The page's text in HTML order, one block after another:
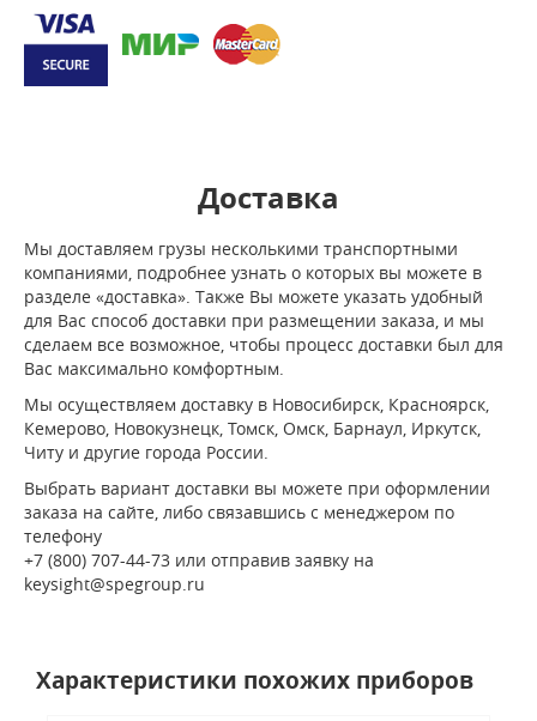
Доставка
Мы доставляем грузы несколькими транспортными
компаниями, подробнее узнать о которых вы можете в
разделе «доставка». Также Вы можете указать удобный
для Вас способ доставки при размещении заказа, и мы
сделаем все возможное, чтобы процесс доставки был для
Вас максимально комфортным.
Мы осуществляем доставку в Новосибирск, Красноярск,
Кемерово, Новокузнецк, Томск, Омск, Барнаул, Иркутск,
Читу и другие города России.
Выбрать вариант доставки вы можете при оформлении
заказа на сайте, либо связавшись с менеджером по
телефону
+7 (800) 707-44-73 или отправив заявку на
keysight@spegroup.ru
Характеристики похожих приборов